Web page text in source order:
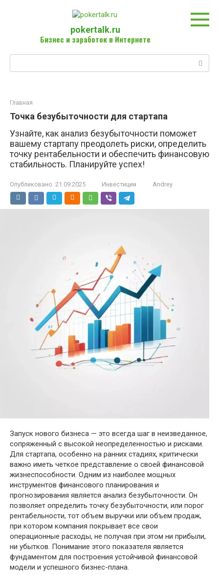
pokertalk.ru
Бизнес и заработок в Интернете
Главная
Точка безубыточности для стартапа
Узнайте, как анализ безубыточности поможет
вашему стартапу преодолеть риски, определить
точку рентабельности и обеспечить финансовую
стабильность. Планируйте успех!
Опубликовано: 21.09.2025 Инвестиции Andrey
Запуск нового бизнеса — это всегда шаг в неизведанное,
сопряженный с высокой неопределенностью и рисками.
Для стартапа, особенно на ранних стадиях, критически
важно иметь четкое представление о своей финансовой
жизнеспособности. Одним из наиболее мощных
инструментов финансового планирования и
прогнозирования является анализ безубыточности. Он
позволяет определить точку безубыточности, или порог
рентабельности, тот объем выручки или объем продаж,
при котором компания покрывает все свои
операционные расходы, не получая при этом ни прибыли,
ни убытков. Понимание этого показателя является
фундаментом для построения устойчивой финансовой
модели и успешного бизнес-плана.